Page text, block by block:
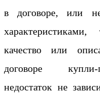
в договоре, или
качество или
договоре
недостаток не